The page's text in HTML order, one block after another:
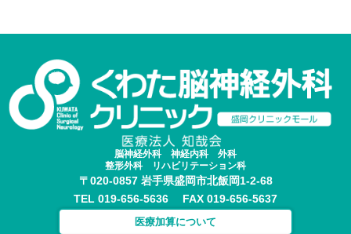
脳神経外科 神経内科 外科
整形外科 リハビリテーション科
〒020-0857 岩手県盛岡市北飯岡1-2-68
TEL 019-656-5636 FAX 019-656-5637
医療加算について